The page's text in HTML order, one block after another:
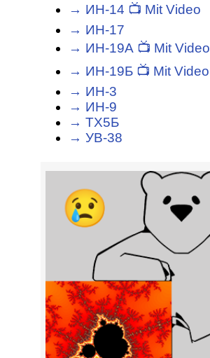
→ ИН-14 📺 Mit Video
→ ИН-17
→ ИН-19А 📺 Mit Video
→ ИН-19Б 📺 Mit Video
→ ИН-3
→ ИН-9
→ ТХ5Б
→ УВ-38